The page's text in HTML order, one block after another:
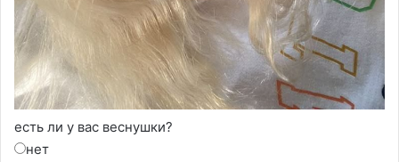
есть ли у вас веснушки?
нет